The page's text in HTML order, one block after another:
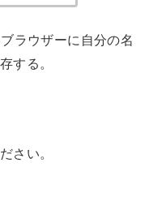
ラウザーに自分の名
する。
さい。